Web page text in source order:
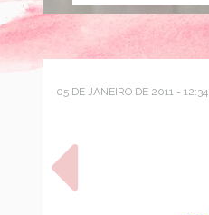
05 DE JANEIRO DE 2011 - 12:34